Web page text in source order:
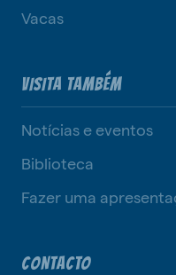
Vacas
VISITA TAMBÉM
Notícias e eventos
Biblioteca
Fazer uma
CONTACTO